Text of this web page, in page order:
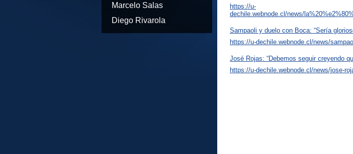
Marcelo Salas
Diego Rivarola
https://u-
dechile.webnode.cl/news/
Sampaoli y duelo con Boca: “Sería
https://u-dechile.webnode.cl/news/
José Rojas: “Debemos seguir creyendo
https://u-dechile.webnode.cl/news/jose-